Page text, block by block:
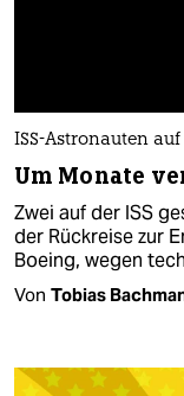
ISS-Astronauten
Um Monate
Zwei auf der ISS
der Rückreise zur
Boeing, wegen
Von Tobias